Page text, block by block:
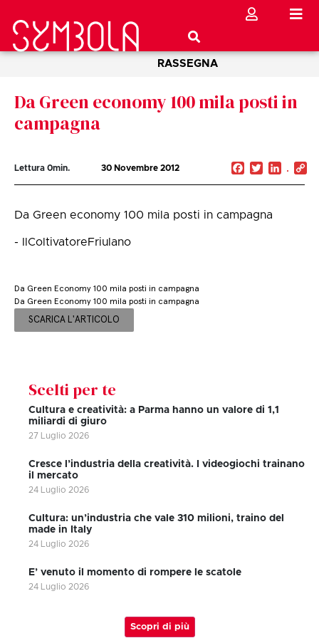
RASSEGNA
Da Green economy 100 mila posti in
campagna
Lettura 0min. 30 Novembre 2012 Facebook
Twitter
Da Green economy 100 mila posti in campagna
- IlColtivatoreFriulano
Da Green Economy 100 mila posti in campagna
Da Green Economy 100 mila posti in campagna
SCARICA L'ARTICOLO
Scelti per te
Cultura e creatività: a Parma hanno un valore di 1,1
miliardi di giuro
27 Luglio 2026
Cresce l’industria della creatività. I videogiochi trainano
il mercato
24 Luglio 2026
Cultura: un’industria che vale 310 milioni, traino del
made in Italy
24 Luglio 2026
E’ venuto il momento di rompere le scatole
24 Luglio 2026
Scopri di più